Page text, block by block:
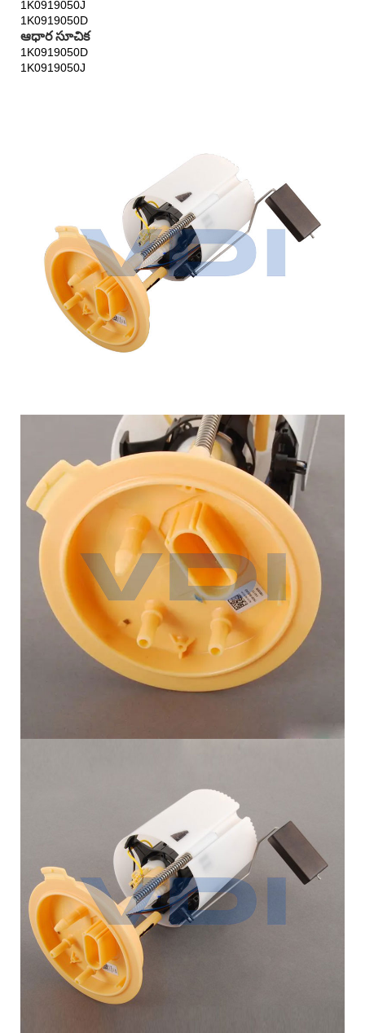
1K0919050J
1K0919050D
ఆధార సూచిక
1K0919050D
1K0919050J